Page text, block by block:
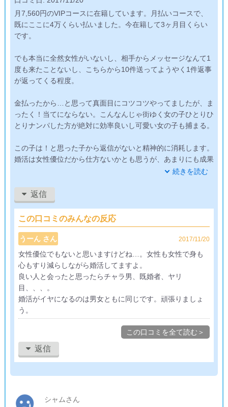
月7,560円のVIPコースに在籍しています。月払いコースで、
既にここに4万くらい払いました。今在籍して3ヶ月目くらい
です。
でも本当に全然女性がいないし、相手からメッセージなんて1
度も来たことないし、こちらから10件送ってようやく1件返事
が返ってくる程度。
金払ったから…と思って真面目にコツコツやってましたが、ま
ったく！当てにならない。こんなんじゃ街ゆく女の子ひとりひ
とりナンパした方が絶対に効率良いし可愛い女の子も捕まる。
この子は！と思った子から返信がないと精神的に消耗します。
婚活は女性優位だから仕方ないかとも思うが、あまりにも成果
がなさすぎて心が折れてしまうのも時間の問題だと思う。
サクラ的な女性には遭遇したことはないが、その分幽霊会員に
当たることが多いような気がする。幽霊会員なのか、わざと返
信されてないのかは知らないが。
捨て台詞的で申し訳ないけど、結婚応援日記とかいう何の参考
にもならない独り言書いてる暇があったらもっとユーザーサポ
ートちゃんとしろやと思った。
続きを読む
返信
この口コミのみんなの反応
うーん さん 2017/11/20
女性優位でもないと思いますけどね…。女性も女性で身も
心もすり減らしながら婚活してますよ。
良い人と会ったと思ったらチャラ男、既婚者、ヤリ
目、、、。
婚活がイヤになるのは男女ともに同じです。頑張りましょ
う。
この口コミを全て読む＞
返信
シャムさん